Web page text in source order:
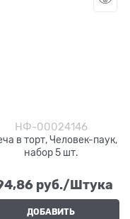
НФ-00024146
в торт, Человек-паук,
набор 5 шт.
руб./Штука
ДОБАВИТЬ